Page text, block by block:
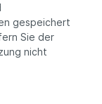
gespeichert
Sie der
nicht